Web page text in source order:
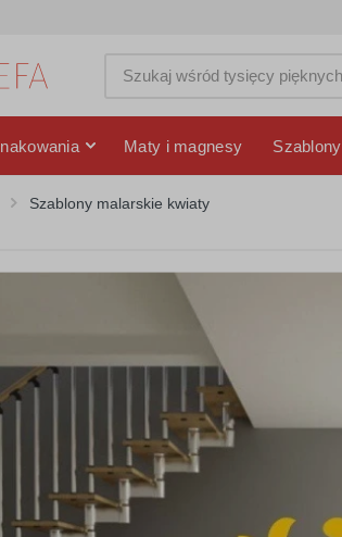
Maty i magnesy Szablony
Szablony malarskie kwiaty